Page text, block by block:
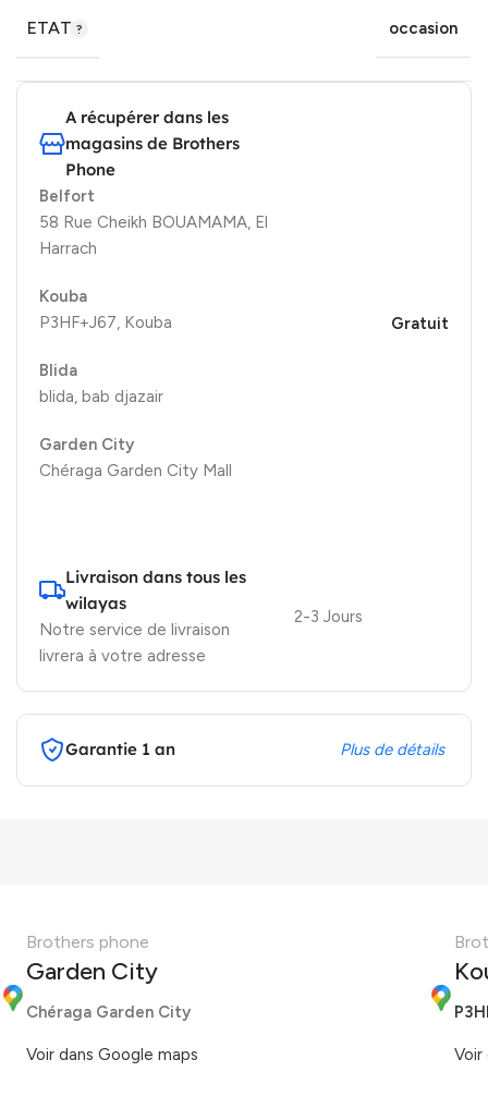
ETAT occasion
A récupérer dans les
magasins de Brothers
Phone
Belfort
58 Rue Cheikh BOUAMAMA, El
Harrach
Kouba
P3HF+J67, Kouba
Blida
blida, bab djazair
Garden City
Chéraga Garden City Mall
Gratuit
Livraison dans tous les
wilayas
Notre service de livraison
livrera à votre adresse
2-3 Jours
Garantie 1 an Plus de détails
Brothers phone
Garden City
Chéraga Garden City
Voir dans Google maps Voir